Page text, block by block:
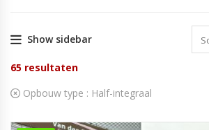
Show sidebar
65 resultaten
Opbouw type : Half-integraal